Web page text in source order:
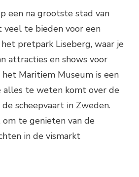
een na grootste stad van
veel te bieden voor een
het pretpark Liseberg, waar je
attracties en shows voor
het Maritiem Museum is een
alles te weten komt over de
scheepvaart in Zweden.
te genieten van de
in de vismarkt